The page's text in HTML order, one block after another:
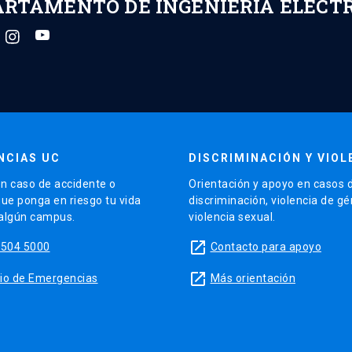
DE INGENIERÍA
UC
caso de accidente o
ponga en riesgo tu vida
campus.
5000
de Emergencias
DISCRIMINACIÓN Y
Orientación y apoyo en casos
discriminación, violencia de
violencia sexual.
launch Contacto para apoyo
launch Más orientación